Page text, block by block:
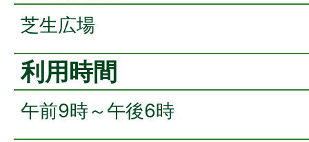
芝生広場
利用時間
午前9時～午後6時